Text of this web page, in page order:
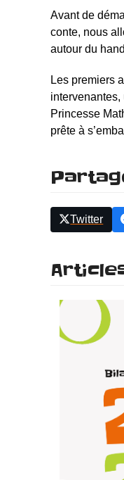
Avant de
conte, nous
autour du
Les premiers
Princesse
prête à
Twitter